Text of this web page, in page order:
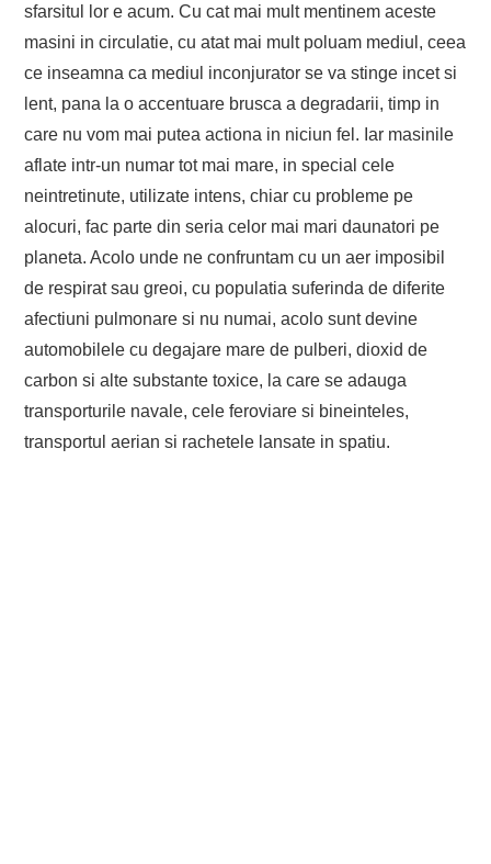
sfarsitul lor e acum. Cu cat mai mult mentinem aceste
masini in circulatie, cu atat mai mult poluam mediul, ceea
ce inseamna ca mediul inconjurator se va stinge incet si
lent, pana la o accentuare brusca a degradarii, timp in
care nu vom mai putea actiona in niciun fel. Iar masinile
aflate intr-un numar tot mai mare, in special cele
neintretinute, utilizate intens, chiar cu probleme pe
alocuri, fac parte din seria celor mai mari daunatori pe
planeta. Acolo unde ne confruntam cu un aer imposibil
de respirat sau greoi, cu populatia suferinda de diferite
afectiuni pulmonare si nu numai, acolo sunt devine
automobilele cu degajare mare de pulberi, dioxid de
carbon si alte substante toxice, la care se adauga
transporturile navale, cele feroviare si bineinteles,
transportul aerian si rachetele lansate in spatiu.